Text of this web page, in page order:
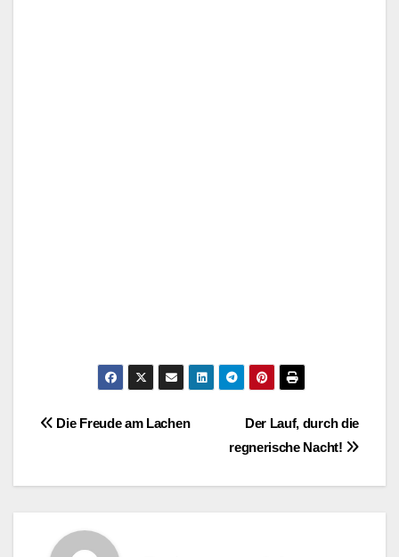
Post
Der Lauf, durch die
regnerische Nacht!
Die Freude am Lachen